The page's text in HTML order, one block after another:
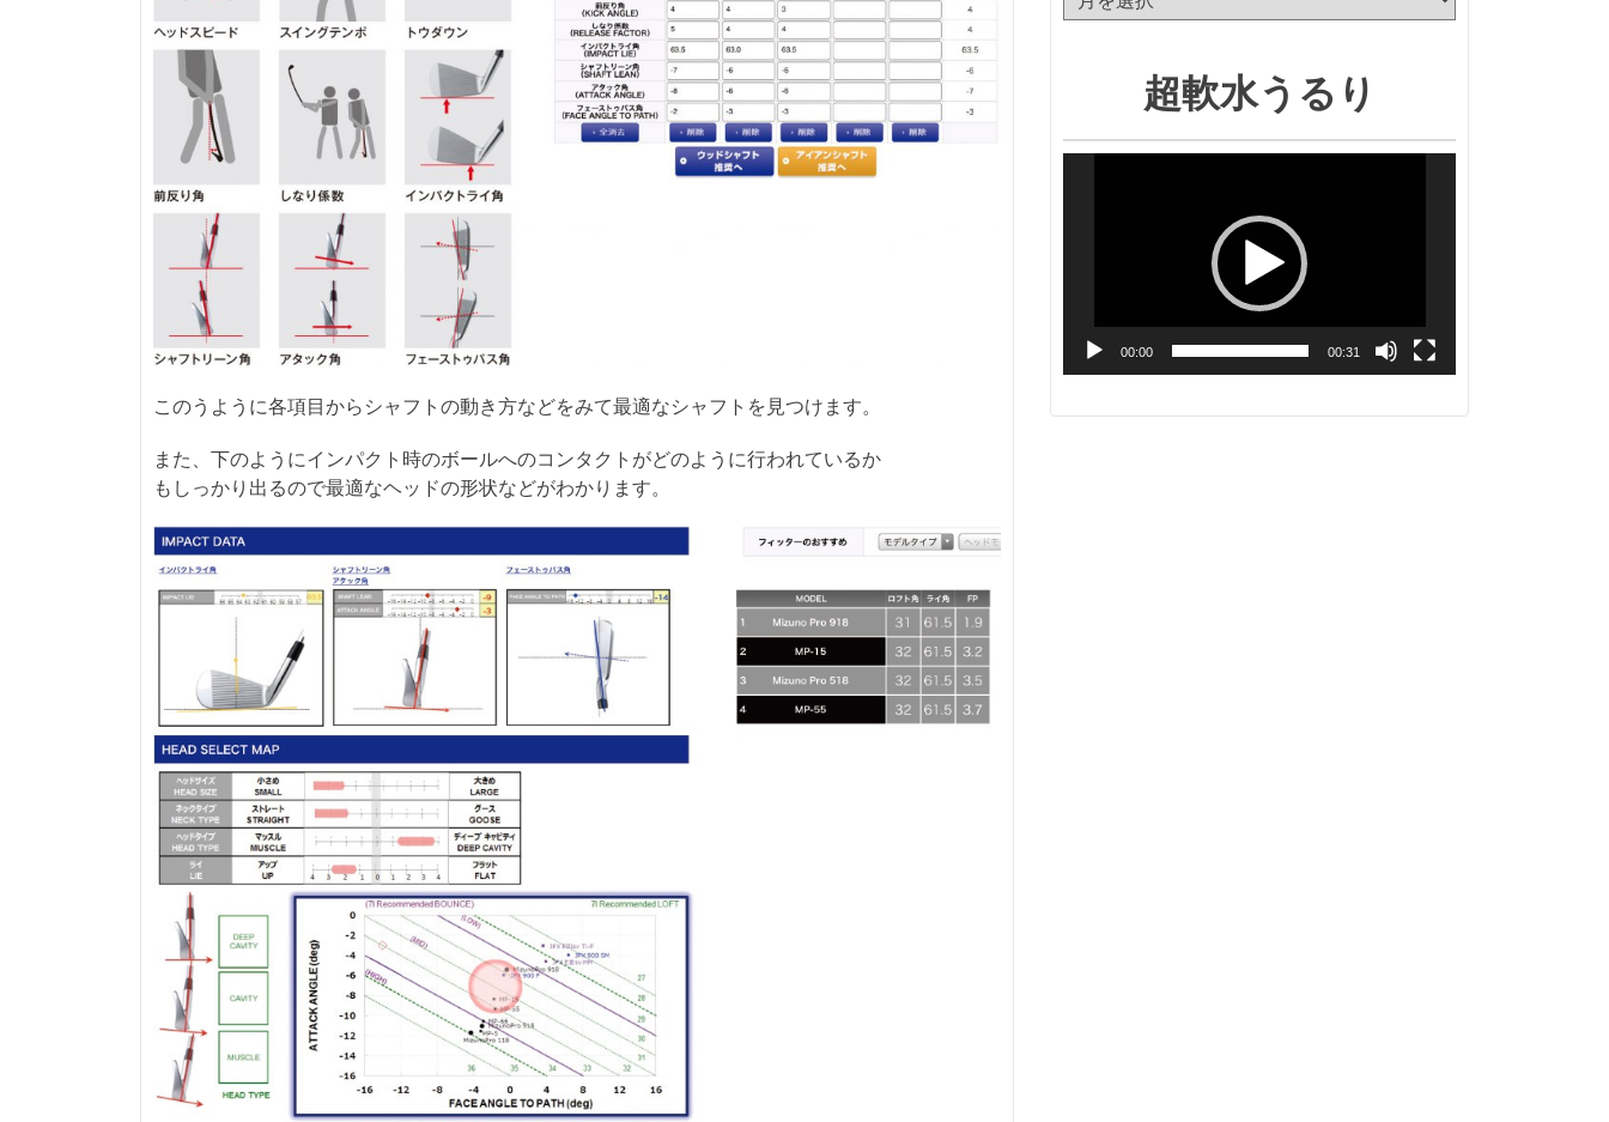
このうように各項目からシャフトの動き方などをみて最適なシャフトを見つけます。
また、下のようにインパクト時のボールへのコンタクトがどのように行われているか
もしっかり出るので最適なヘッドの形状などがわかります。
ー
超軟水うるり
00:00 00:31